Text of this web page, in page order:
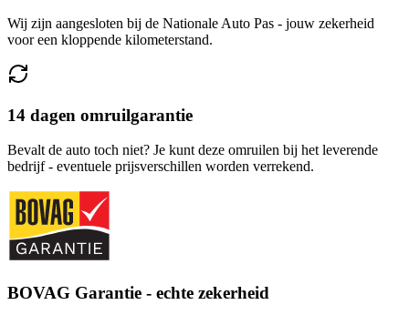
Wij zijn aangesloten bij de Nationale Auto Pas - jouw zekerheid
voor een kloppende kilometerstand.
14 dagen omruilgarantie
Bevalt de auto toch niet? Je kunt deze omruilen bij het leverende
bedrijf - eventuele prijsverschillen worden verrekend.
BOVAG Garantie - echte zekerheid